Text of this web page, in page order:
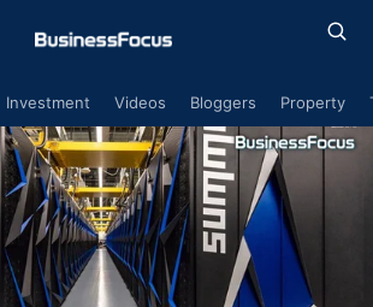
Investment Videos Bloggers Property